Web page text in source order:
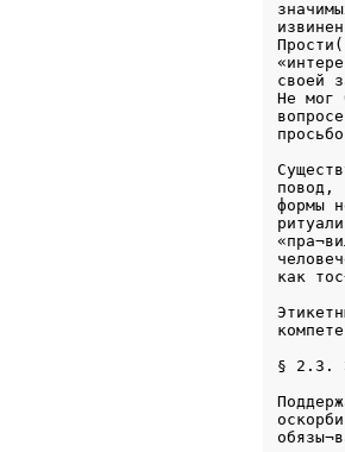
своей
Не мог
повод,
формы
как